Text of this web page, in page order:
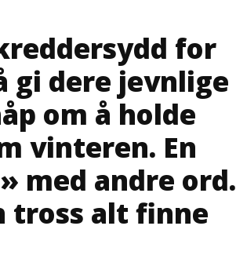
for
gi dere jevnlige
om å holde
vinteren. En
med andre ord.
tross alt finne